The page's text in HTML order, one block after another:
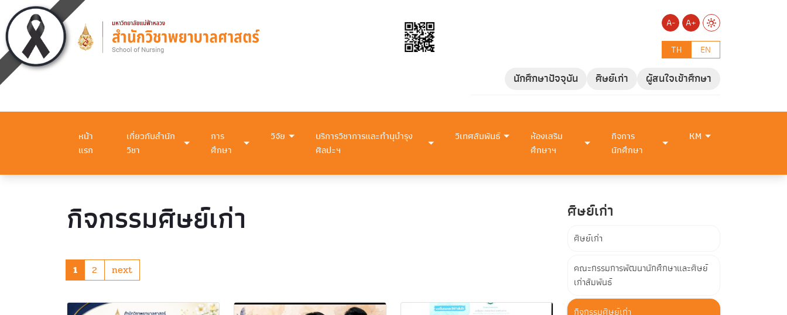
A-
A+
TH
EN
นักศึกษาปัจจุบัน ศิษย์เก่า ผู้สนใจเข้าศึกษา
หน้า
แรก
เกี่ยวกับสำนัก
วิชา
การ
ศึกษา
วิจัย
บริการวิชาการและทำนุบำรุง
ศิลปะฯ
วิเทศสัมพันธ์
ห้องเสริม
ศึกษาฯ
กิจการ
นักศึกษา
KM
กิจกรรมศิษย์เก่า
1 2 next
ศิษย์เก่า
ศิษย์เก่า
คณะกรรมการพัฒนานักศึกษาและศิษย์
เก่าสัมพันธ์
กิจกรรมศิษย์เก่า